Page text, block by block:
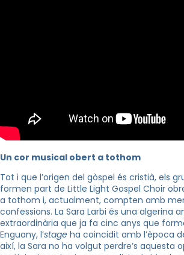
Un cor musical obert a tothom
Tot i que l’origen del gòspel és cristià, els
formen part de Little Light Gospel Choir
a tothom i, actualment, compten amb
confessions. La Sara Larbi és una algerina
extraordinària que ja fa cinc anys que
Enguany, l’stage ha coincidit amb l’època
així, la Sara no ha volgut perdre’s aquesta